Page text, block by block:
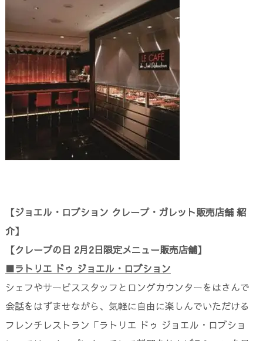
【ジョエル・ロブション クレープ・ガレット販売店舗 紹
介】
【クレープの日 2月2日限定メニュー販売店舗】
■ラトリエ ドゥ ジョエル・ロブション
シェフやサービススタッフとロングカウンターをはさんで
会話をはずませながら、気軽に自由に楽しんでいただける
フレンチレストラン「ラトリエ ドゥ ジョエル・ロブショ